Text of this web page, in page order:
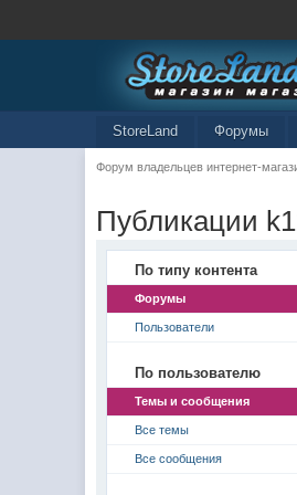
StoreLand Форумы
Форум владельцев интернет-
Публикации
По типу контента
Форумы
Пользователи
По пользователю
Темы и сообщения
Все темы
Все сообщения